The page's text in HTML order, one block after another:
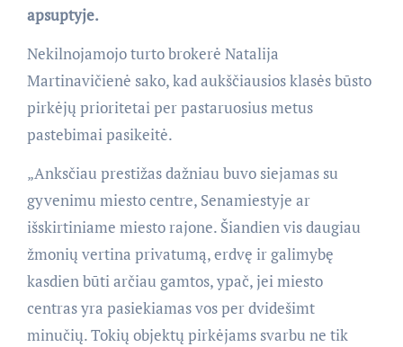
apsuptyje.
Nekilnojamojo turto brokerė Natalija
Martinavičienė sako, kad aukščiausios klasės būsto
pirkėjų prioritetai per pastaruosius metus
pastebimai pasikeitė.
„Anksčiau prestižas dažniau buvo siejamas su
gyvenimu miesto centre, Senamiestyje ar
išskirtiniame miesto rajone. Šiandien vis daugiau
žmonių vertina privatumą, erdvę ir galimybę
kasdien būti arčiau gamtos, ypač, jei miesto
centras yra pasiekiamas vos per dvidešimt
minučių. Tokių objektų pirkėjams svarbu ne tik